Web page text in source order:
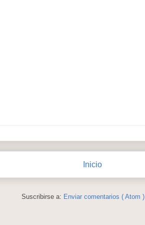
Inicio
Suscribirse a: Enviar comentarios ( Atom )